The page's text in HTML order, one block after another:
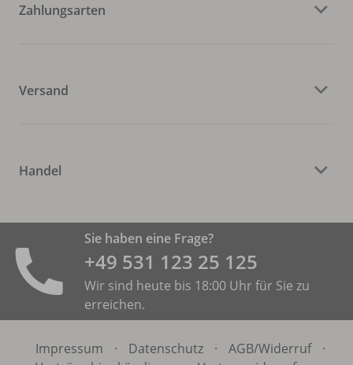
Zahlungsarten
Versand
Handel
Sie haben eine Frage?
+49 531 ­123 25 125
Wir sind heute bis 18:00 Uhr für Sie zu
erreichen.
Impressum · Datenschutz · AGB/Widerruf
·